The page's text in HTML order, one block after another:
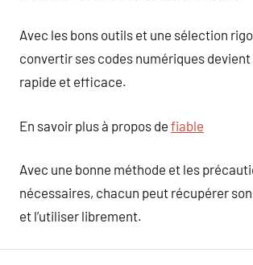
Avec les bons outils et une sélection
convertir ses codes numériques
rapide et efficace.
En savoir plus à propos de fiable
Avec une bonne méthode et les
nécessaires, chacun peut récupérer
et l’utiliser librement.